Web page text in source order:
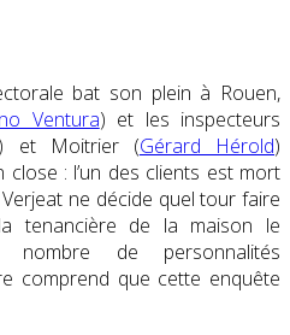
bat son plein à Rouen,
Ventura) et les inspecteurs
) et Moitrier (Gérard Hérold)
: l’un des clients est mort
ne décide quel tour faire
tenancière de la maison le
nombre de personnalités
comprend que cette enquête